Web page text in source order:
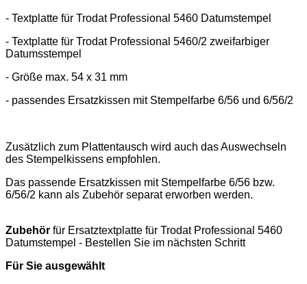
- Textplatte für Trodat Professional 5460 Datumstempel
- Textplatte für Trodat Professional 5460/2 zweifarbiger
Datumsstempel
- Größe max. 54 x 31 mm
- passendes Ersatzkissen mit Stempelfarbe 6/56 und 6/56/2
Zusätzlich zum Plattentausch wird auch das Auswechseln
des Stempelkissens empfohlen.
Das passende Ersatzkissen mit Stempelfarbe 6/56 bzw.
6/56/2 kann als Zubehör separat erworben werden.
Zubehör für Ersatztextplatte für Trodat Professional 5460
Datumstempel - Bestellen Sie im nächsten Schritt
Für Sie ausgewählt